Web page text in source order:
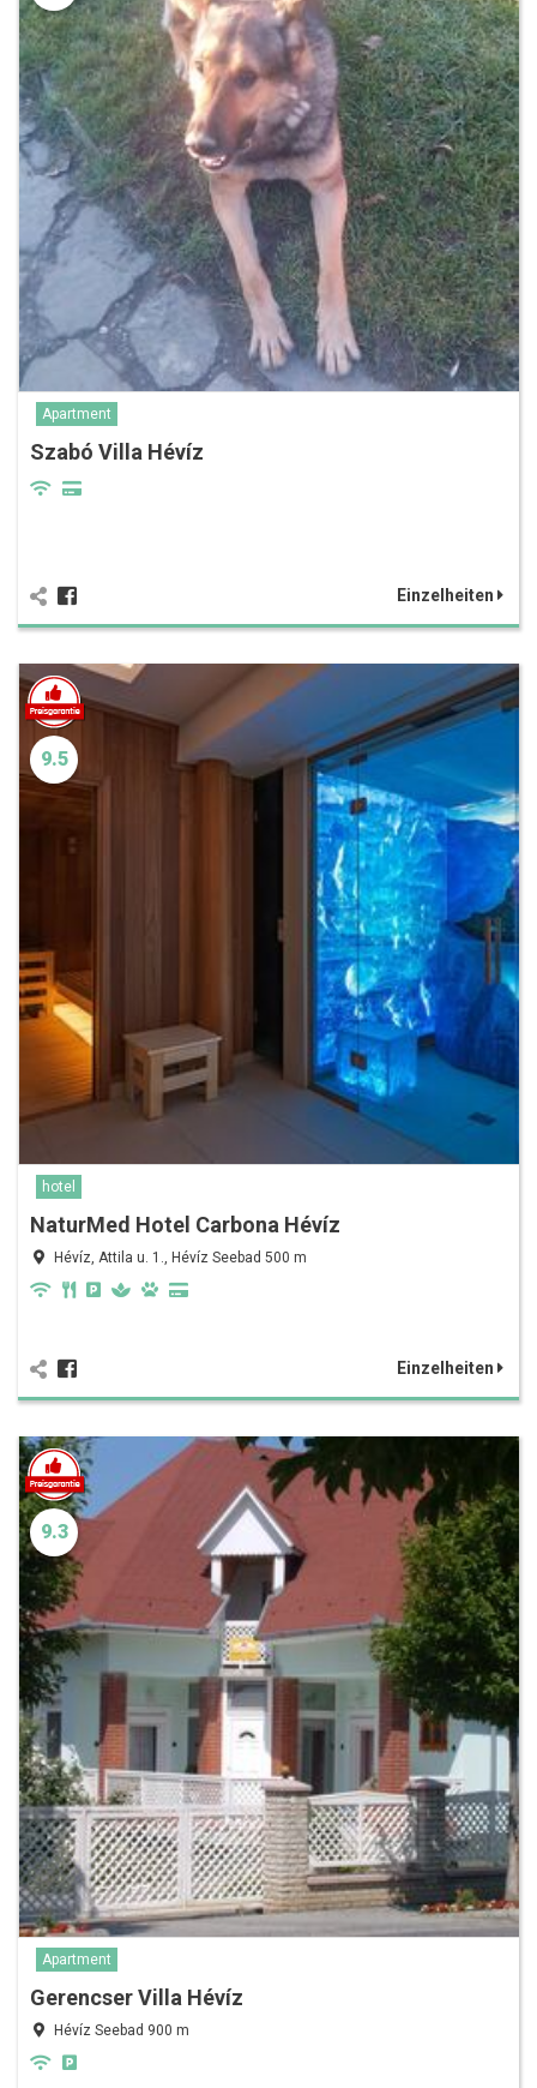
Apartment
Szabó Villa Hévíz
Einzelheiten
9.5
hotel
NaturMed Hotel Carbona Hévíz
Hévíz, Attila u. 1., Hévíz Seebad 500 m
Einzelheiten
9.3
Apartment
Gerencser Villa Hévíz
Hévíz Seebad 900 m